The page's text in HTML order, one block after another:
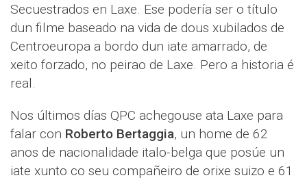
Secuestrados en Laxe. Ese podería ser o título
dun filme baseado na vida de dous xubilados de
Centroeuropa a bordo dun iate amarrado, de
xeito forzado, no peirao de Laxe. Pero a historia é
real.
Nos últimos días QPC achegouse ata Laxe para
falar con Roberto Bertaggia, un home de 62
anos de nacionalidade italo-belga que posúe un
iate xunto co seu compañeiro de orixe suizo e 61